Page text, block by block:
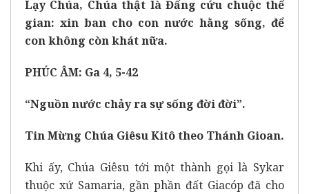
Lạy Chúa, Chúa thật là Đấng cứu chuộc thế
gian: xin ban cho con nước hằng sống, để
con không còn khát nữa.
PHÚC ÂM: Ga 4, 5-42
“Nguồn nước chảy ra sự sống đời đời”.
Tin Mừng Chúa Giêsu Kitô theo Thánh Gioan.
Khi ấy, Chúa Giêsu tới một thành gọi là Sykar
thuộc xứ Samaria, gần phần đất Giacóp đã cho